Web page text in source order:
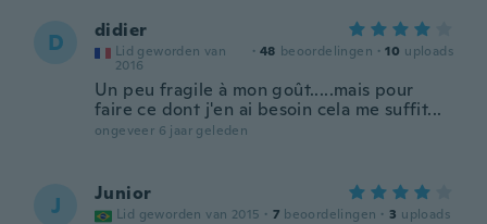
D didier
Lid geworden van
2016
· 48 beoordelingen · 10 uploads
Un peu fragile à mon goût.....mais pour
faire ce dont j'en ai besoin cela me suffit...
ongeveer 6 jaar geleden
J Junior
Lid geworden van 2015 · 7 beoordelingen · 3 uploads